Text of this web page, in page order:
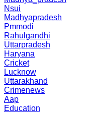
Nsui
Madhyapradesh
Pmmodi
Rahulgandhi
Uttarpradesh
Haryana
Cricket
Lucknow
Uttarakhand
Crimenews
Aap
Education